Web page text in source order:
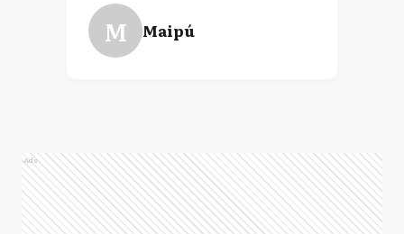
M Maipú
Ads